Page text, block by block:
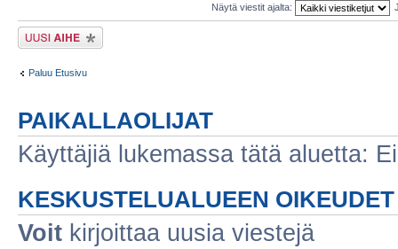
Näytä viestit ajalta:
Lähetä uusi viesti
Paluu Etusivu
PAIKALLAOLIJAT
Käyttäjiä lukemassa tätä aluetta:
KESKUSTELUALUEEN OIKEUDET
Voit kirjoittaa uusia viestejä